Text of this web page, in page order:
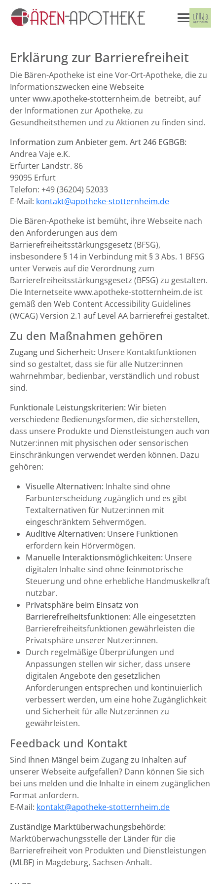
Erklärung zur Barrierefreiheit
Die Bären-Apotheke ist eine Vor-Ort-Apotheke, die zu
Informationszwecken eine Webseite
unter www.apotheke-stotternheim.de betreibt, auf
der Informationen zur Apotheke, zu
Gesundheitsthemen und zu Aktionen zu finden sind.
Information zum Anbieter gem. Art 246 EGBGB:
Andrea Vaje e.K.
Erfurter Landstr. 86
99095 Erfurt
Telefon: +49 (36204) 52033
E-Mail: kontakt@apotheke-stotternheim.de
Die Bären-Apotheke ist bemüht, ihre Webseite nach
den Anforderungen aus dem
Barrierefreiheitsstärkungsgesetz (BFSG),
insbesondere § 14 in Verbindung mit § 3 Abs. 1 BFSG
unter Verweis auf die Verordnung zum
Barrierefreiheitsstärkungsgesetz (BFSG) zu gestalten.
Die Internetseite www.apotheke-stotternheim.de ist
gemäß den Web Content Accessibility Guidelines
(WCAG) Version 2.1 auf Level AA barrierefrei gestaltet.
Zu den Maßnahmen gehören
Zugang und Sicherheit: Unsere Kontaktfunktionen
sind so gestaltet, dass sie für alle Nutzer:innen
wahrnehmbar, bedienbar, verständlich und robust
sind.
Funktionale Leistungskriterien: Wir bieten
verschiedene Bedienungsformen, die sicherstellen,
dass unsere Produkte und Dienstleistungen auch von
Nutzer:innen mit physischen oder sensorischen
Einschränkungen verwendet werden können. Dazu
gehören:
Visuelle Alternativen: Inhalte sind ohne
Farbunterscheidung zugänglich und es gibt
Textalternativen für Nutzer:innen mit
eingeschränktem Sehvermögen.
Auditive Alternativen: Unsere Funktionen
erfordern kein Hörvermögen.
Manuelle Interaktionsmöglichkeiten: Unsere
digitalen Inhalte sind ohne feinmotorische
Steuerung und ohne erhebliche Handmuskelkraft
nutzbar.
Privatsphäre beim Einsatz von
Barrierefreiheitsfunktionen: Alle eingesetzten
Barrierefreiheitsfunktionen gewährleisten die
Privatsphäre unserer Nutzer:innen.
Durch regelmäßige Überprüfungen und
Anpassungen stellen wir sicher, dass unsere
digitalen Angebote den gesetzlichen
Anforderungen entsprechen und kontinuierlich
verbessert werden, um eine hohe Zugänglichkeit
und Sicherheit für alle Nutzer:innen zu
gewährleisten.
Feedback und Kontakt
Sind Ihnen Mängel beim Zugang zu Inhalten auf
unserer Webseite aufgefallen? Dann können Sie sich
bei uns melden und die Inhalte in einem zugänglichen
Format anfordern.
E-Mail: kontakt@apotheke-stotternheim.de
Zuständige Marktüberwachungsbehörde:
Marktüberwachungsstelle der Länder für die
Barrierefreiheit von Produkten und Dienstleistungen
(MLBF) in Magdeburg, Sachsen-Anhalt.